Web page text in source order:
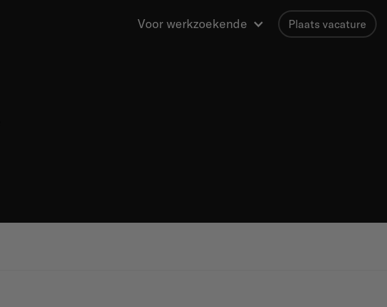
Voor werkzoekende Plaats vacature